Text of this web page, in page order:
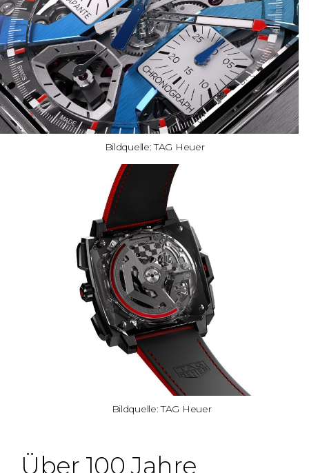
Bildquelle: TAG Heuer
Bildquelle: TAG Heuer
Über 100 Jahre